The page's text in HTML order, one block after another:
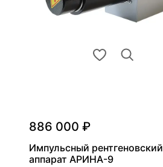
886 000 ₽
Импульсный рентгеновский
аппарат АРИНА-9